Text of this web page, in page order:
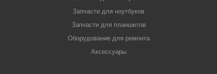
Запчасти для ноутбуков
Запчасти для планшетов
Оборудование для ремонта
Аксессуары